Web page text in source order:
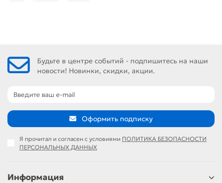
Будьте в центре событий - подпишитесь на наши
новости! Новинки, скидки, акции.
Оформить подписку
Я прочитал и согласен с условиями ПОЛИТИКА БЕЗОПАСНОСТИ
ПЕРСОНАЛЬНЫХ ДАННЫХ
Информация